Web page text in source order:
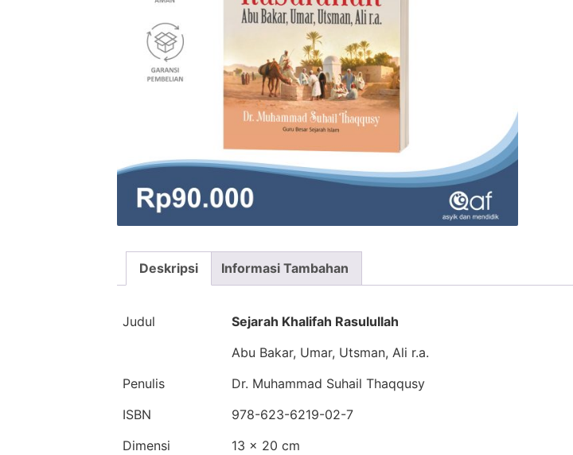
Deskripsi Informasi Tambahan
Judul
Sejarah Khalifah Rasulullah
Abu Bakar, Umar, Utsman, Ali r.a.
Penulis
Dr. Muhammad Suhail Thaqqusy
ISBN
978-623-6219-02-7
Dimensi
13 × 20 cm